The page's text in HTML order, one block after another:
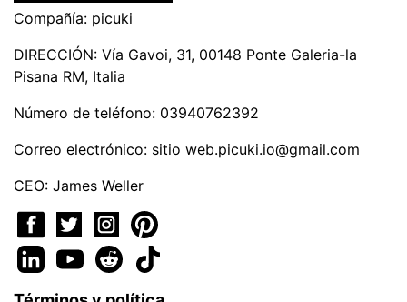
Compañía: picuki
DIRECCIÓN: Vía Gavoi, 31, 00148 Ponte Galeria-la
Pisana RM, Italia
Número de teléfono: 03940762392
Correo electrónico: sitio web.picuki.io@gmail.com
CEO: James Weller